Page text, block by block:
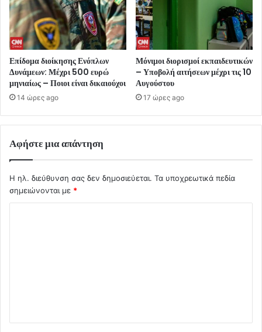
Επίδομα διοίκησης Ενόπλων
Δυνάμεων: Μέχρι 500 ευρώ
μηνιαίως – Ποιοι είναι δικαιούχοι
14 ώρες ago
Μόνιμοι διορισμοί εκπαιδευτικών
– Υποβολή αιτήσεων μέχρι τις 10
Αυγούστου
17 ώρες ago
Αφήστε μια απάντηση
Η ηλ. διεύθυνση σας δεν δημοσιεύεται. Τα υποχρεωτικά πεδία
σημειώνονται με *